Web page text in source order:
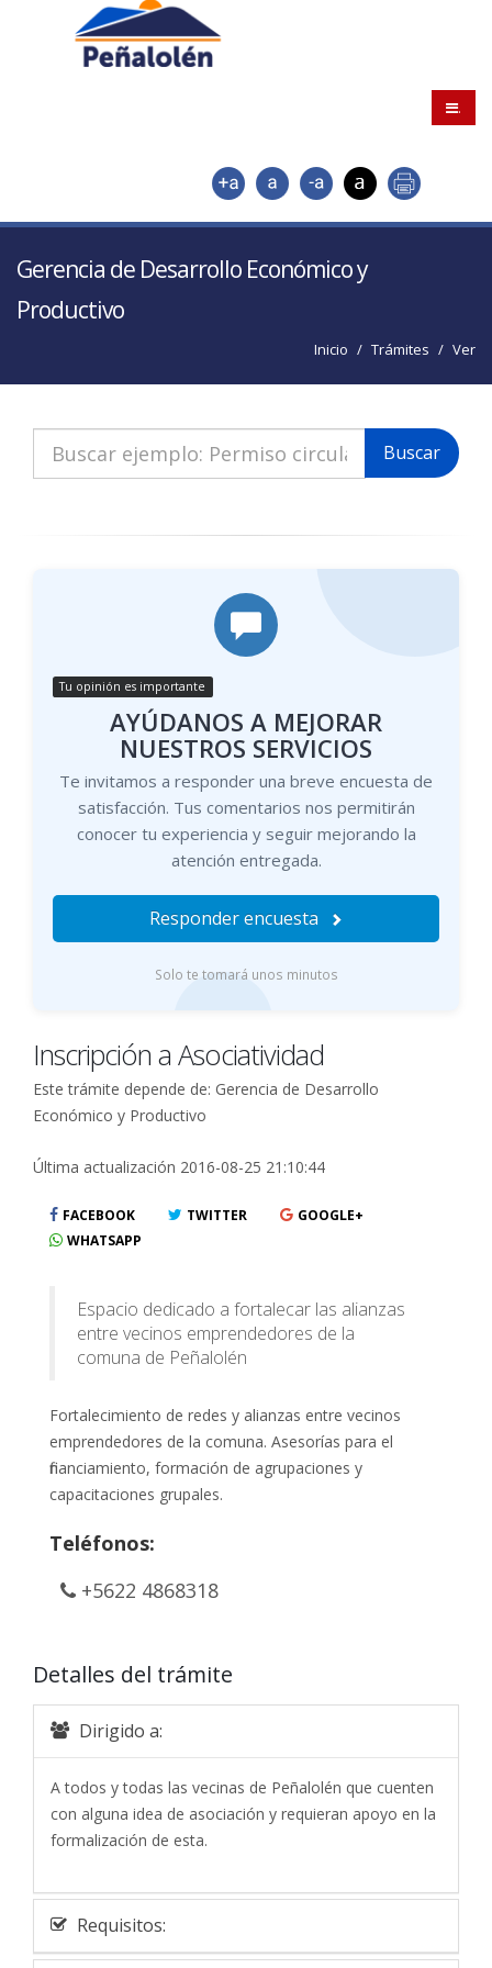
.
Gerencia de Desarrollo Económico y
Productivo
Inicio Trámites Ver
Buscar
Tu opinión es importante
AYÚDANOS A MEJORAR
NUESTROS SERVICIOS
Te invitamos a responder una breve encuesta de
satisfacción. Tus comentarios nos permitirán
conocer tu experiencia y seguir mejorando la
atención entregada.
Responder encuesta
Solo te tomará unos minutos
Inscripción a Asociatividad
Este trámite depende de: Gerencia de Desarrollo
Económico y Productivo
Última actualización 2016-08-25 21:10:44
FACEBOOK TWITTER
GOOGLE+
WHATSAPP
Espacio dedicado a fortalecar las alianzas
entre vecinos emprendedores de la
comuna de Peñalolén
Fortalecimiento de redes y alianzas entre vecinos
emprendedores de la comuna. Asesorías para el
financiamiento, formación de agrupaciones y
capacitaciones grupales.
Teléfonos:
+5622 4868318
Detalles del trámite
Dirigido a:
A todos y todas las vecinas de Peñalolén que cuenten
con alguna idea de asociación y requieran apoyo en la
formalización de esta.
Requisitos: